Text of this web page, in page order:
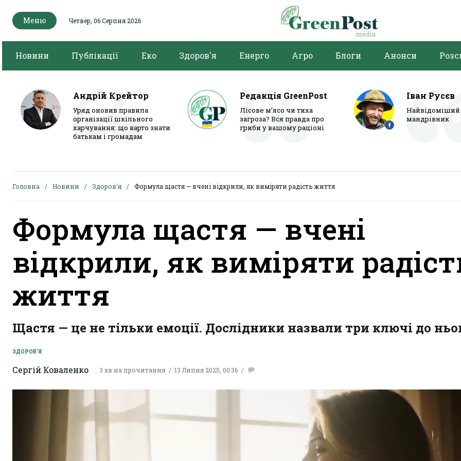
Меню Четвер, 06 Серпня 2026
Новини Публікації Еко Здоров'я Енерго Агро Блоги Анонси
Андрій Крейтор
Уряд оновив правила
організації шкільного
харчування: що варто знати
батькам і громадам
Редакція GreenPost
Лісове м’ясо чи тиха
загроза? Вся правда про
гриби у вашому раціоні
Іван Русєв
Найвідоміший
мандрівник
Головна Новини Здоров'я Формула щастя — вчені відкрили, як виміряти радість життя
Формула щастя — вчені
відкрили, як виміряти
життя
Щастя — це не тільки емоції. Дослідники назвали три ключі до
ЗДОРОВ'Я
Сергій Коваленко 3 хв на прочитання 13 Липня 2025, 00:36